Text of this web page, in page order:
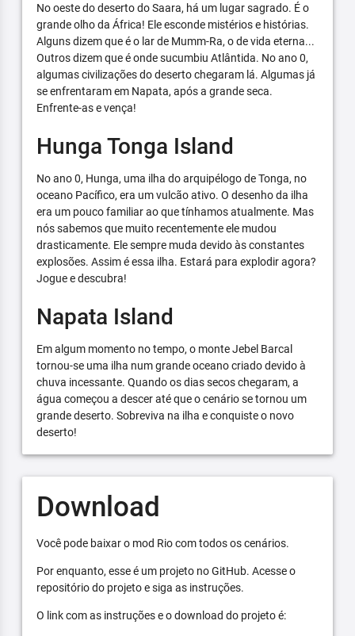
No oeste do deserto do Saara, há um lugar sagrado. É o
grande olho da África! Ele esconde mistérios e histórias.
Alguns dizem que é o lar de Mumm-Ra, o de vida eterna...
Outros dizem que é onde sucumbiu Atlântida. No ano 0,
algumas civilizações do deserto chegaram lá. Algumas já
se enfrentaram em Napata, após a grande seca.
Enfrente-as e vença!
Hunga Tonga Island
No ano 0, Hunga, uma ilha do arquipélogo de Tonga, no
oceano Pacífico, era um vulcão ativo. O desenho da ilha
era um pouco familiar ao que tínhamos atualmente. Mas
nós sabemos que muito recentemente ele mudou
drasticamente. Ele sempre muda devido às constantes
explosões. Assim é essa ilha. Estará para explodir agora?
Jogue e descubra!
Napata Island
Em algum momento no tempo, o monte Jebel Barcal
tornou-se uma ilha num grande oceano criado devido à
chuva incessante. Quando os dias secos chegaram, a
água começou a descer até que o cenário se tornou um
grande deserto. Sobreviva na ilha e conquiste o novo
deserto!
Download
Você pode baixar o mod Rio com todos os cenários.
Por enquanto, esse é um projeto no GitHub. Acesse o
repositório do projeto e siga as instruções.
O link com as instruções e o download do projeto é: